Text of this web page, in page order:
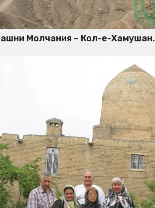
Молчания – Кол-е-Хамушан.